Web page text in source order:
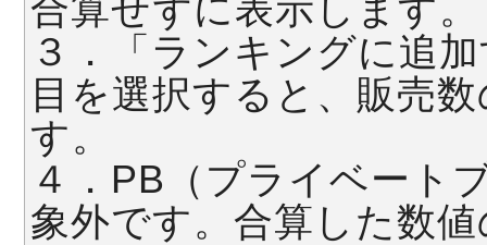
合算せずに表示します。
３．「ランキングに追
目を選択すると、販売
す。
４．PB（プライベート
象外です。合算した数